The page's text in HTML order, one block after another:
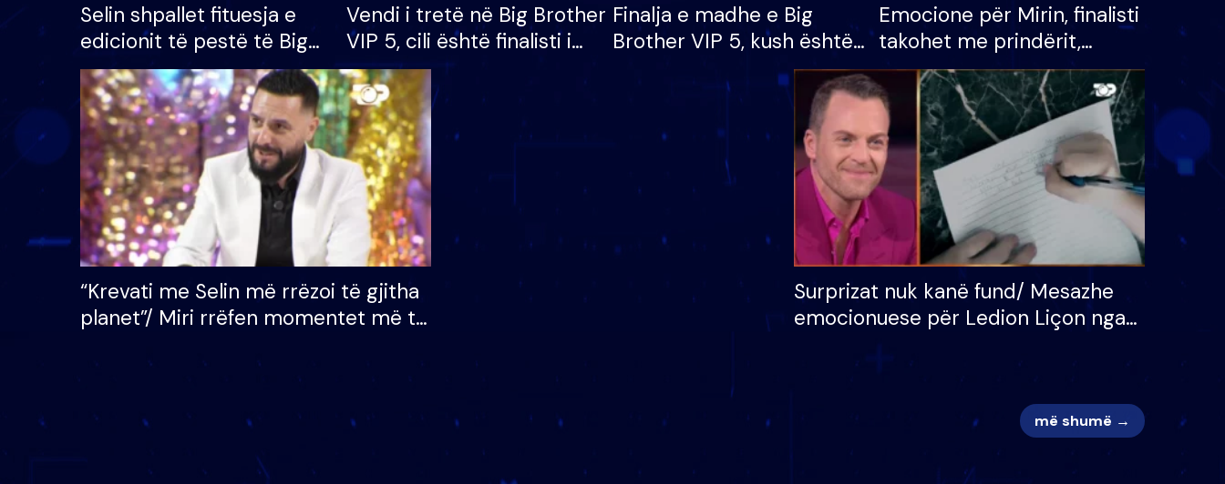
Selin shpallet fituesja e
edicionit të pestë të Big
Brother VIP, rrëmben
çmimin e madh prej 100
mijë eurosh
Vendi i tretë në Big Brother
VIP 5, cili është finalisti i
radhës që lë shtëpinë
Finalja e madhe e Big
Brother VIP 5, kush është
banori i parë që lë shtëpinë
dhe humb mundësinë për
të fituar çmimin e madh
Emocione për Mirin, finalisti
takohet me prindërit,
vajzën dhe bashkëshorten:
S’kemi ndonjë letër divorci
apo jo?
“Krevati me Selin më rrëzoi të gjitha
planet”/ Miri rrëfen momentet më të
mungojë zilja e mëngjesit kur…
Surprizat nuk kanë fund/ Mesazhe
emocionuese për Ledion Liçon nga
më shumë →